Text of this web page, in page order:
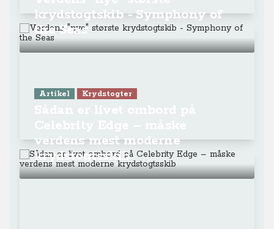
krydstogtskib - Symphony of
the Seas
Artikel Krydstogter
verdens mest moderne
krydstogtsskib